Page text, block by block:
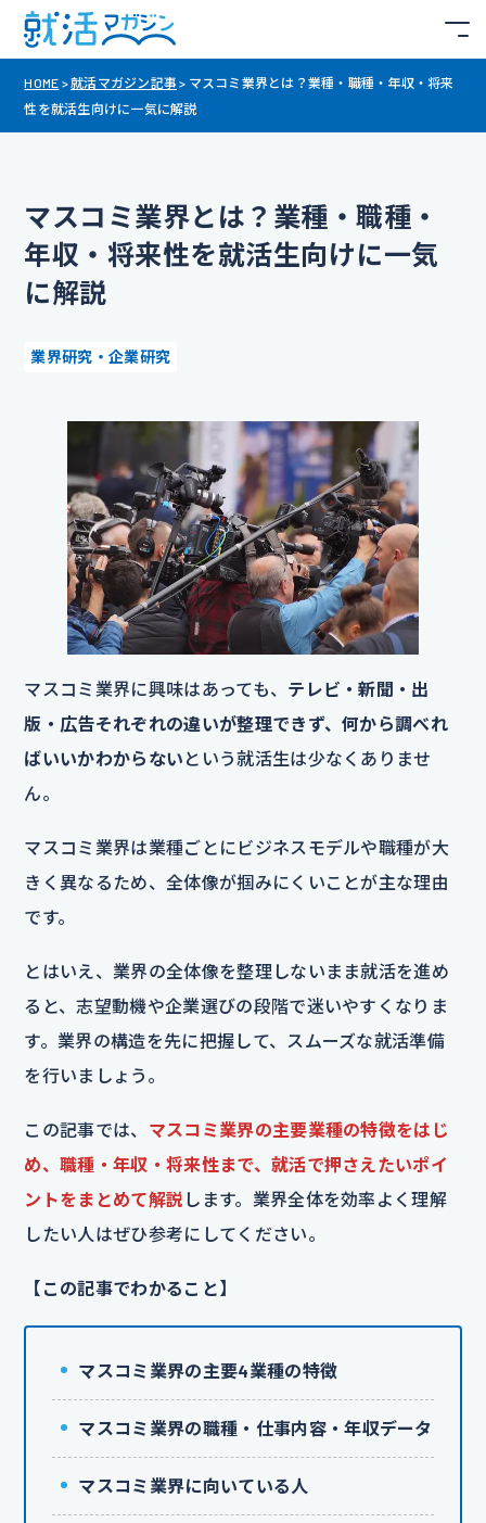
HOME >就活マガジン記事 > マスコミ業界とは？業種・職種・年収・将来
性を就活生向けに一気に解説
マスコミ業界とは？業種・職種・
年収・将来性を就活生向けに一気
に解説
業界研究・企業研究
マスコミ業界に興味はあっても、 テレビ・新聞・出
版・広告それぞれの違いが整理できず、何から調べれ
ばいいかわからない という就活生は少なくありませ
ん。
マスコミ業界は業種ごとにビジネスモデルや職種が大
きく異なるため、全体像が掴みにくいことが主な理由
です。
とはいえ、業界の全体像を整理しないまま就活を進め
ると、志望動機や企業選びの段階で迷いやすくなりま
す。業界の構造を先に把握して、スムーズな就活準備
を行いましょう。
この記事では、 マスコミ業界の主要業種の特徴をはじ
め、職種・年収・将来性まで、就活で押さえたいポイ
ントをまとめて解説 します。業界全体を効率よく理解
したい人はぜひ参考にしてください。
【この記事でわかること】
マスコミ業界の主要4業種の特徴
マスコミ業界の職種・仕事内容・年収データ
マスコミ業界に向いている人